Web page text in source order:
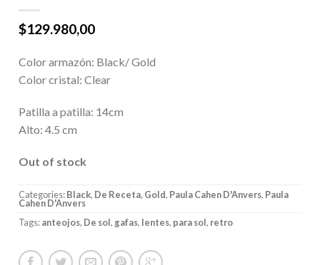
$129.980,00
Color armazón: Black/ Gold
Color cristal: Clear
Patilla a patilla: 14cm
Alto: 4.5 cm
Out of stock
Categories:Black, De Receta, Gold, Paula Cahen D'Anvers, Paula
Cahen D'Anvers
Tags:anteojos, De sol, gafas, lentes, para sol, retro